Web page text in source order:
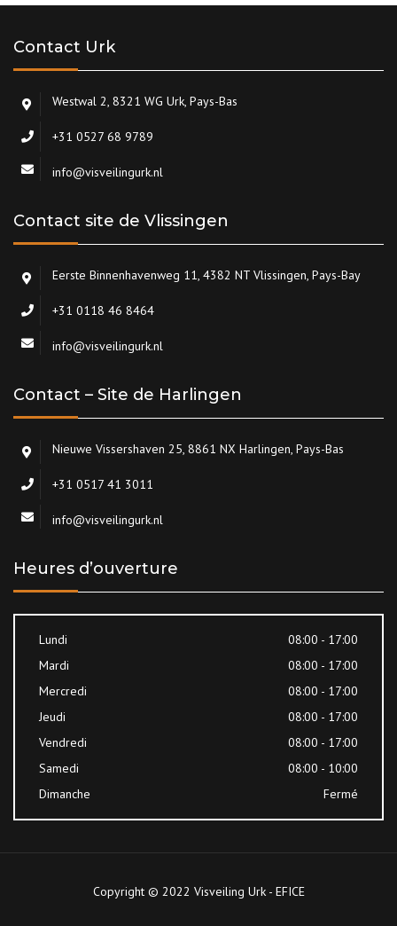
Contact Urk
Westwal 2, 8321 WG Urk, Pays-Bas
+31 0527 68 9789
info@visveilingurk.nl
Contact site de Vlissingen
Eerste Binnenhavenweg 11, 4382 NT Vlissingen, Pays-Bay
+31 0118 46 8464
info@visveilingurk.nl
Contact – Site de Harlingen
Nieuwe Vissershaven 25, 8861 NX Harlingen, Pays-Bas
+31 0517 41 3011
info@visveilingurk.nl
Heures d’ouverture
Lundi
08:00 - 17:00
Mardi
08:00 - 17:00
Mercredi
08:00 - 17:00
Jeudi
08:00 - 17:00
Vendredi
08:00 - 17:00
Samedi
08:00 - 10:00
Dimanche
Fermé
Copyright © 2022 Visveiling Urk - EFICE